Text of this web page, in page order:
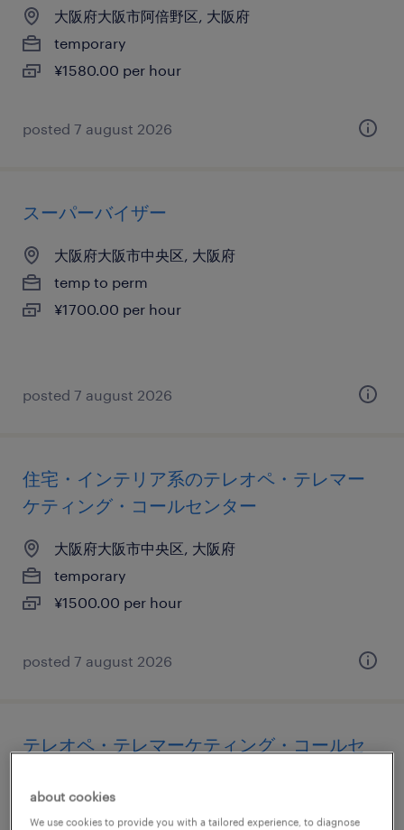
大阪府大阪市阿倍野区, 大阪府
temporary
¥1580.00 per hour
posted 7 august 2026
スーパーバイザー
大阪府大阪市中央区, 大阪府
temp to perm
¥1700.00 per hour
posted 7 august 2026
住宅・インテリア系のテレオペ・テレマー
ケティング・コールセンター
大阪府大阪市中央区, 大阪府
temporary
¥1500.00 per hour
posted 7 august 2026
テレオペ・テレマーケティング・コールセ
大阪府大阪市北区, 大阪府
about cookies
We use cookies to provide you with a tailored experience, to diagnose